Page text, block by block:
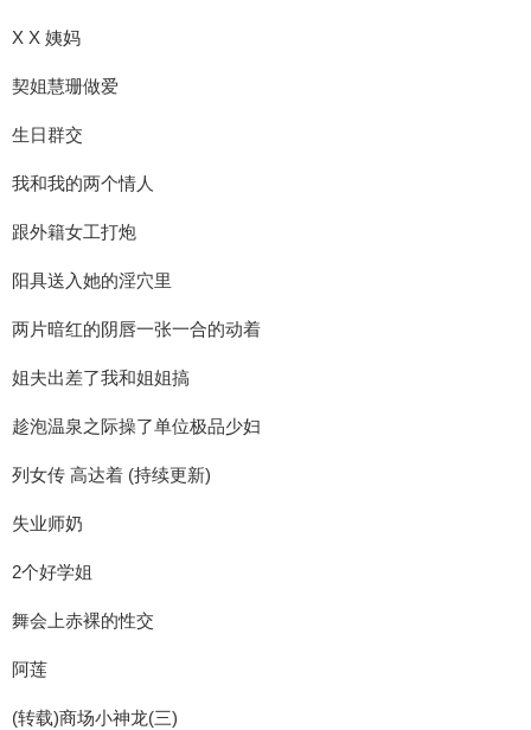
X X 姨妈
契姐慧珊做爱
生日群交
我和我的两个情人
跟外籍女工打炮
阳具送入她的淫穴里
两片暗红的阴唇一张一合的动着
姐夫出差了我和姐姐搞
趁泡温泉之际操了单位极品少妇
列女传 高达着 (持续更新)
失业师奶
2个好学姐
舞会上赤裸的性交
阿莲
(转载)商场小神龙(三)